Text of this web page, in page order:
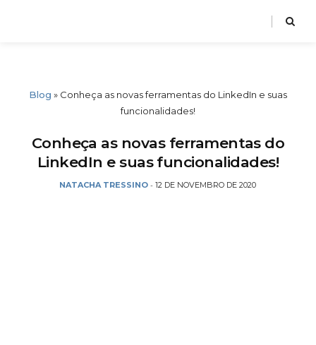
Blog » Conheça as novas ferramentas do LinkedIn e suas
funcionalidades!
Conheça as novas ferramentas do
LinkedIn e suas funcionalidades!
NATACHA TRESSINO - 12 DE NOVEMBRO DE 2020